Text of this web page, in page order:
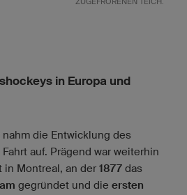
in Europa und
die Entwicklung des
auf. Prägend war weiterhin
in Montreal, an der 1877 das
gegründet und die ersten